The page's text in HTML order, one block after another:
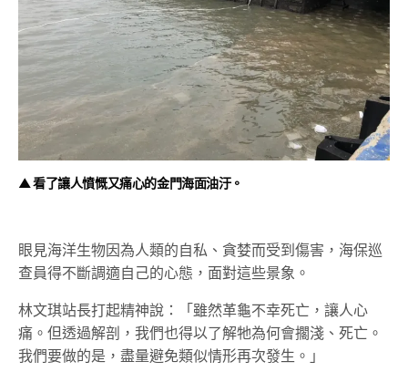
▲ 看了讓人憤慨又痛心的金門海面油汙。
眼見海洋生物因為人類的自私、貪婪而受到傷害，海保巡
查員得不斷調適自己的心態，面對這些景象。
林文琪站長打起精神說：「雖然革龜不幸死亡，讓人心
痛。但透過解剖，我們也得以了解牠為何會擱淺、死亡。
我們要做的是，盡量避免類似情形再次發生。」